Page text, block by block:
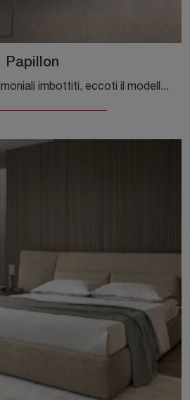
Papillon
Se desideri letti matrimoniali imbottiti, eccoti il modello Papillon in pelle per completare la camera da letto.